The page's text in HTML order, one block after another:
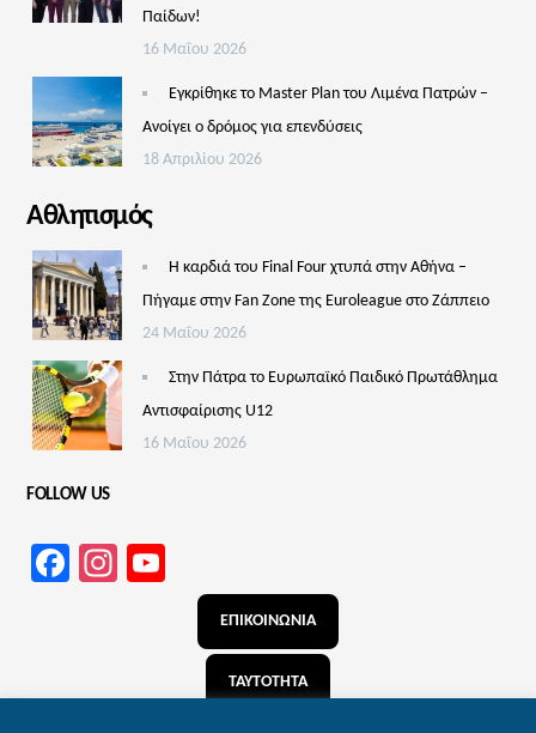
Παίδων!
16 Μαΐου 2026
Εγκρίθηκε το Master Plan του Λιμένα Πατρών –
Aνοίγει ο δρόμος για επενδύσεις
18 Απριλίου 2026
Αθλητισμός
Η καρδιά του Final Four χτυπά στην Αθήνα –
Πήγαμε στην Fan Zone της Euroleague στο Ζάππειο
24 Μαΐου 2026
Στην Πάτρα το Ευρωπαϊκό Παιδικό Πρωτάθλημα
Αντισφαίρισης U12
16 Μαΐου 2026
FOLLOW US
Facebook
Instagram
Channel
ΕΠΙΚΟΙΝΩΝΙΑ
ΤΑΥΤΟΤΗΤΑ